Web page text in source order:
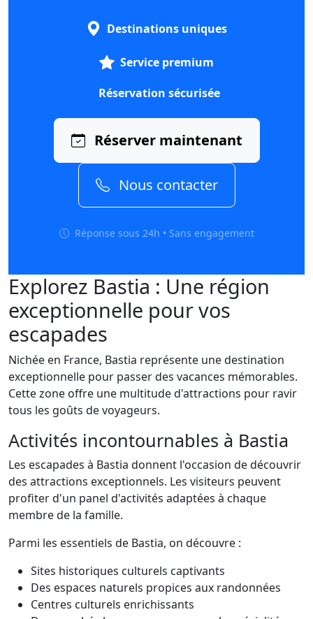
Destinations uniques
Service premium
Réservation sécurisée
Réserver maintenant
Nous contacter
Réponse sous 24h • Sans engagement
Explorez Bastia : Une région
exceptionnelle pour vos
escapades
Nichée en France, Bastia représente une destination
exceptionnelle pour passer des vacances mémorables.
Cette zone offre une multitude d'attractions pour ravir
tous les goûts de voyageurs.
Activités incontournables à Bastia
Les escapades à Bastia donnent l'occasion de découvrir
des attractions exceptionnels. Les visiteurs peuvent
profiter d'un panel d'activités adaptées à chaque
membre de la famille.
Parmi les essentiels de Bastia, on découvre :
Sites historiques culturels captivants
Des espaces naturels propices aux randonnées
Centres culturels enrichissants